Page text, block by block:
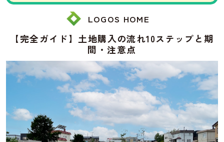
LOGOS HOME
【完全ガイド】土地購入の流れ10ステップと期
間・注意点